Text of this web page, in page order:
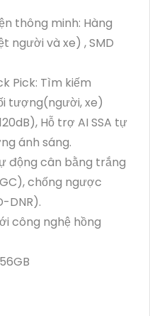
thông minh: Hàng
người và xe) , SMD
Pick: Tìm kiếm
tượng(người, xe)
Hỗ trợ AI SSA tự
ánh sáng.
động cân bằng trắng
chống ngược
DNR).
công nghệ hồng